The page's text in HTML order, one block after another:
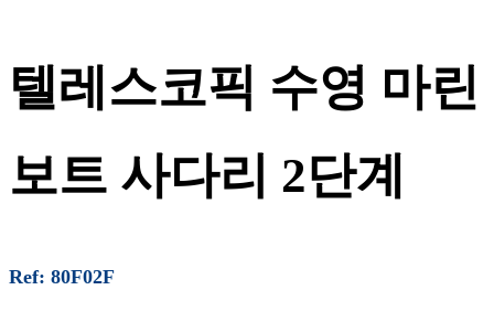
텔레스코픽 수영 마린
보트 사다리 2단계
Ref: 80F02F